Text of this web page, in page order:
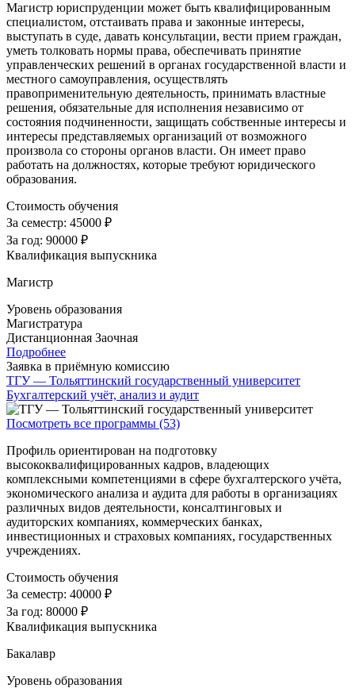
Магистр юриспруденции может быть квалифицированным
специалистом, отстаивать права и законные интересы,
выступать в суде, давать консультации, вести прием граждан,
уметь толковать нормы права, обеспечивать принятие
управленческих решений в органах государственной власти и
местного самоуправления, осуществлять
правоприменительную деятельность, принимать властные
решения, обязательные для исполнения независимо от
состояния подчиненности, защищать собственные интересы и
интересы представляемых организаций от возможного
произвола со стороны органов власти. Он имеет право
работать на должностях, которые требуют юридического
образования.
Стоимость обучения
За семестр: 45000 ₽
За год: 90000 ₽
Квалификация выпускника
Магистр
Уровень образования
Магистратура
Дистанционная Заочная
Подробнее
Заявка в приёмную комиссию
ТГУ — Тольяттинский государственный университет
Бухгалтерский учёт, анализ и аудит
Посмотреть все программы (53)
Профиль ориентирован на подготовку
высококвалифицированных кадров, владеющих
комплексными компетенциями в сфере бухгалтерского учёта,
экономического анализа и аудита для работы в организациях
различных видов деятельности, консалтинговых и
аудиторских компаниях, коммерческих банках,
инвестиционных и страховых компаниях, государственных
учреждениях.
Стоимость обучения
За семестр: 40000 ₽
За год: 80000 ₽
Квалификация выпускника
Бакалавр
Уровень образования